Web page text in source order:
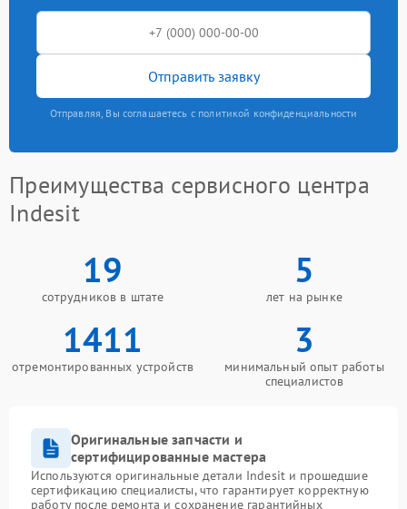
Отправить заявку
Отправляя, Вы соглашаетесь с политикой конфиденциальности
Преимущества сервисного центра
Indesit
19
сотрудников в штате
5
лет на рынке
1411
отремонтированных устройств
3
минимальный опыт работы
специалистов
Оригинальные запчасти и
сертифицированные мастера
Используются оригинальные детали Indesit и прошедшие
сертификацию специалисты, что гарантирует корректную
работу после ремонта и сохранение гарантийных